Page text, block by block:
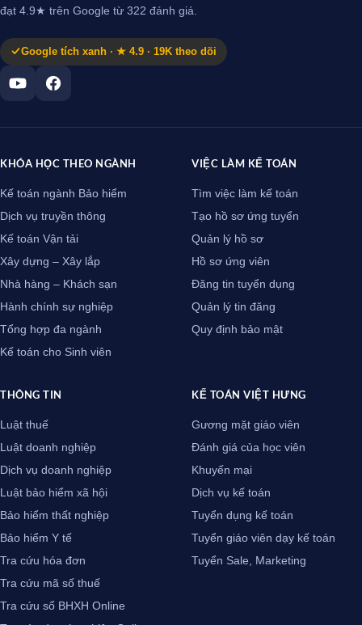
đạt 4.9★ trên Google từ 322 đánh giá.
Google tích xanh · ★ 4.9 · 19K theo dõi
KHÓA HỌC THEO NGÀNH
Kế toán ngành Bảo hiểm
Dịch vụ truyền thông
Kế toán Vận tải
Xây dựng – Xây lắp
Nhà hàng – Khách sạn
Hành chính sự nghiệp
Tổng hợp đa ngành
Kế toán cho Sinh viên
VIỆC LÀM KẾ TOÁN
Tìm việc làm kế toán
Tạo hồ sơ ứng tuyển
Quản lý hồ sơ
Hồ sơ ứng viên
Đăng tin tuyển dụng
Quản lý tin đăng
Quy định bảo mật
THÔNG TIN
Luật thuế
Luật doanh nghiệp
Dịch vụ doanh nghiệp
Luật bảo hiểm xã hội
Bảo hiểm thất nghiệp
Bảo hiểm Y tế
Tra cứu hóa đơn
Tra cứu mã số thuế
Tra cứu sổ BHXH Online
KẾ TOÁN VIỆT HƯNG
Gương mặt giáo viên
Đánh giá của học viên
Khuyến mại
Dịch vụ kế toán
Tuyển dụng kế toán
Tuyển giáo viên dạy kế toán
Tuyển Sale, Marketing